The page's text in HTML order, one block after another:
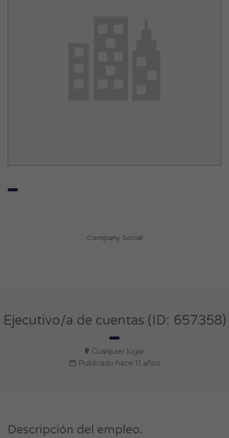
Company Social
Ejecutivo/a de cuentas (ID: 657358)
Cualquier lugar
Publicado hace 11 años
Descripción del empleo.